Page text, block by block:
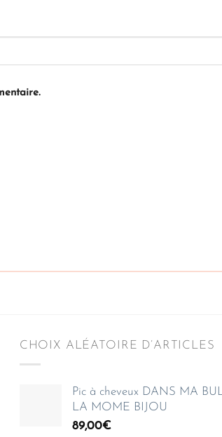
CHOIX ALÉATOIRE D’ARTICLES
Pic à cheveux DANS MA
LA MOME BIJOU
89,00€